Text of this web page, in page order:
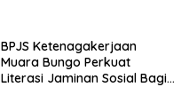
BPJS Ketenagakerjaan
Muara Bungo Perkuat
Literasi Jaminan Sosial Bagi